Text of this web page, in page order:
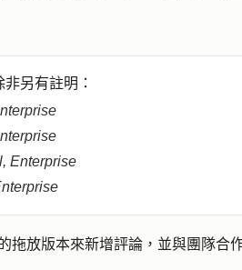
另有註明：
Enterprise
拖放版本來新增評論，並與團隊合